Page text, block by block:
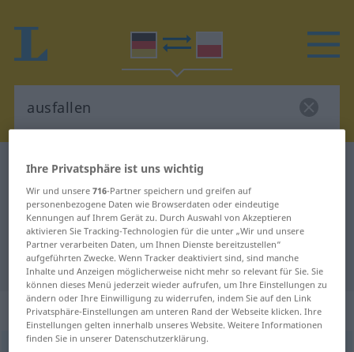
Deutsch-Polnisch Wörterbuch
Deutsch-Polnisch Übersetzung für
"ausfallen"
"ausfallen" Polnisch Übersetzung
„ausfallen“: intransitives Verb
Ihre Privatsphäre ist uns wichtig
Wir und unsere716-Partner speichern und greifen auf
personenbezogene Daten wie Browserdaten oder eindeutige
Kennungen auf Ihrem Gerät zu. Durch Auswahl von Akzeptieren
aktivieren Sie Tracking-Technologien für die unter „Wir und unsere
Partner verarbeiten Daten, um Ihnen Dienste bereitzustellen“
aufgeführten Zwecke. Wenn Tracker deaktiviert sind, sind manche
Inhalte und Anzeigen möglicherweise nicht mehr so relevant für Sie. Sie
können dieses Menü jederzeit wieder aufrufen, um Ihre Einstellungen zu
ändern oder Ihre Einwilligung zu widerrufen, indem Sie auf den Link
Privatsphäre-Einstellungen am unteren Rand der Webseite klicken. Ihre
Einstellungen gelten innerhalb unseres Website. Weitere Informationen
finden Sie in unserer Datenschutzerklärung.